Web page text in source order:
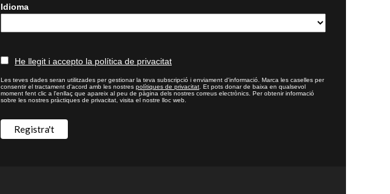
Idioma
He llegit i accepto la política de privacitat
Les teves dades seran utilitzades per gestionar la teva subscripció i enviament d'informació. Marca les caselles per
consentir el tractament d'acord amb les nostres polítiques de privacitat . Et pots donar de baixa en qualsevol
moment fent clic a l'enllaç que apareix al peu de pàgina dels nostres correus electrònics. Per obtenir informació
sobre les nostres pràctiques de privacitat, visita el nostre lloc web.